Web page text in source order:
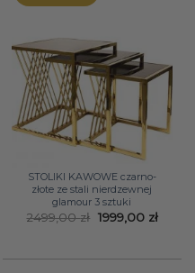
STOLIKI KAWOWE czarno-
złote ze stali nierdzewnej
glamour 3 sztuki
2499,00zł Pierwotna
cena
1999,00 zł